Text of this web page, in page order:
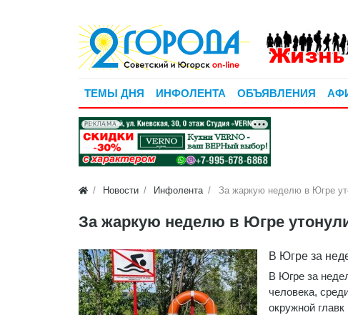
ТЕМЫ ДНЯ ИНФОЛЕНТА ОБЪЯВЛЕНИЯ
РЕКЛАМА
Новости Инфолента За жаркую неделю в Югре
За жаркую неделю в Югре
В Югре за
В Югре за
человека,
окружной